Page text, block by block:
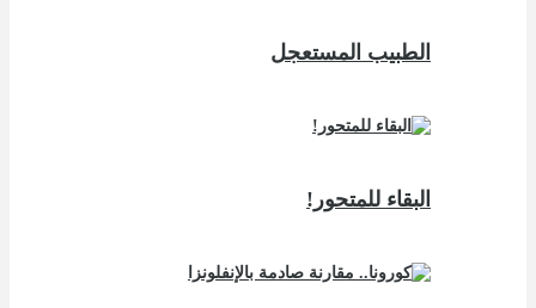
الطبيب المستعجل
البقاء للمتحور!